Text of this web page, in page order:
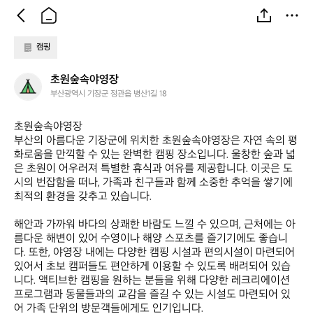
캠핑
원
속
야
영
장
초원숲속야영장
부산광역시 기장군 정관읍 병산1길 18
초원숲속야영장
부산의 아름다운 기장군에 위치한 초원숲속야영장은 자연 속의 평
화로움을 만끽할 수 있는 완벽한 캠핑 장소입니다. 울창한 숲과 넓
은 초원이 어우러져 특별한 휴식과 여유를 제공합니다. 이곳은 도
시의 번잡함을 떠나, 가족과 친구들과 함께 소중한 추억을 쌓기에
최적의 환경을 갖추고 있습니다.
해안과 가까워 바다의 상쾌한 바람도 느낄 수 있으며, 근처에는 아
름다운 해변이 있어 수영이나 해양 스포츠를 즐기기에도 좋습니
다. 또한, 야영장 내에는 다양한 캠핑 시설과 편의시설이 마련되어
있어서 초보 캠퍼들도 편안하게 이용할 수 있도록 배려되어 있습
니다. 액티브한 캠핑을 원하는 분들을 위해 다양한 레크리에이션
프로그램과 동물들과의 교감을 즐길 수 있는 시설도 마련되어 있
어 가족 단위의 방문객들에게도 인기입니다.